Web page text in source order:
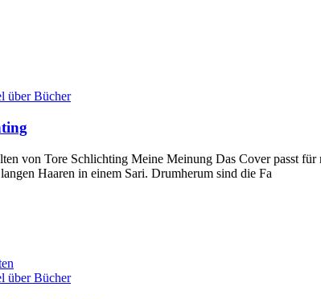
über Bücher
von Tore Schlichting Meine Meinung Das Cover passt
Haaren in einem Sari. Drumherum sind die Fa
über Bücher